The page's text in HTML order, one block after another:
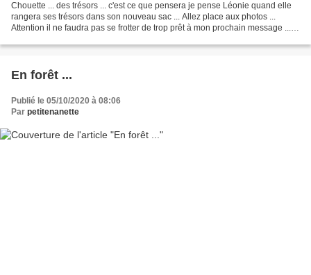
Chouette ... des trésors ... c'est ce que pensera je pense Léonie quand elle
rangera ses trésors dans son nouveau sac ... Allez place aux photos ...
Attention il ne faudra pas se frotter de trop prêt à mon prochain message ...
En forêt ...
Publié le 05/10/2020 à 08:06
Par petitenanette